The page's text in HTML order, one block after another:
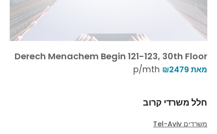
Derech Menachem Begin 121-123, 30th Floor
מאת ₪2479
חלל משרדי קרוב
משרדים Tel-Aviv